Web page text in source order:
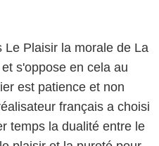
Plaisir la morale de La
s'oppose en cela au
est patience et non
français a choisi
temps la dualité entre le